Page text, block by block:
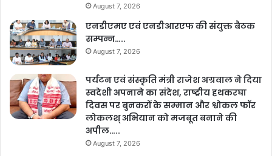
August 7, 2026
एनडीएमए एवं एनडीआरएफ की संयुक्त बैठक
सम्पन्न…..
August 7, 2026
पर्यटन एवं संस्कृति मंत्री राजेश अग्रवाल ने दिया
स्वदेशी अपनाने का संदेश, राष्ट्रीय हथकरघा
दिवस पर बुनकरों के सम्मान और श्वोकल फॉर
लोकलश् अभियान को मजबूत बनाने की
अपील…..
August 7, 2026